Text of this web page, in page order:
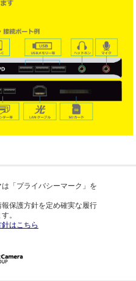
「プライバシーマーク」を
保護方針を定め確実な履行
。
はこちら